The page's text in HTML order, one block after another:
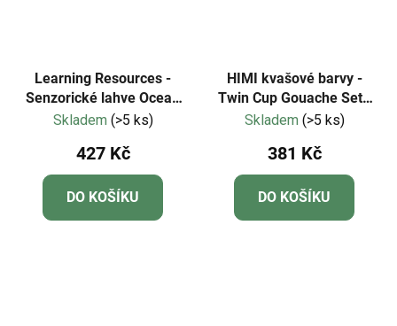
Learning Resources -
Senzorické lahve Ocean
Forces
Skladem (>5 ks)
427 Kč
DO KOŠÍKU
HIMI kvašové barvy -
Twin Cup Gouache Set -
12 Colours
Skladem (>5 ks)
381 Kč
DO KOŠÍKU